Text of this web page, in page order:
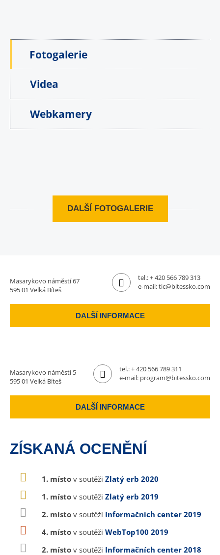
Fotogalerie
Videa
Webkamery
DALŠÍ FOTOGALERIE
Masarykovo náměstí 67
595 01 Velká Bíteš
tel.:+ 420 566 789 313
e-mail:tic@bitessko.com
DALŠÍ INFORMACE
Masarykovo náměstí 5
595 01 Velká Bíteš
tel.:+ 420 566 789 311
e-mail: program@bitessko.com
DALŠÍ INFORMACE
ZÍSKANÁ OCENĚNÍ
1. místo v soutěži Zlatý erb 2020
1. místo v soutěži Zlatý erb 2019
2. místo v soutěži Informačních center 2019
4. místo v soutěži WebTop100 2019
2. místo v soutěži Informačních center 2018